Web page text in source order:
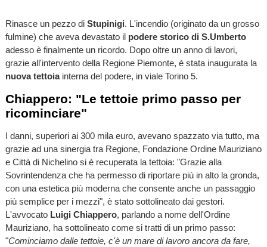
Rinasce un pezzo di Stupinigi. L'incendio (originato da un grosso
fulmine) che aveva devastato il podere storico di S.Umberto
adesso è finalmente un ricordo. Dopo oltre un anno di lavori,
grazie all'intervento della Regione Piemonte, è stata inaugurata la
nuova tettoiainterna del podere, in viale Torino 5.
Chiappero: "Le tettoie primo passo per
ricominciare"
I danni, superiori ai 300 mila euro, avevano spazzato via tutto, ma
grazie ad una sinergia tra Regione, Fondazione Ordine Mauriziano
e Città di Nichelino si è recuperata la tettoia: "Grazie alla
Sovrintendenza che ha permesso di riportare più in alto la gronda,
con una estetica più moderna che consente anche un passaggio
più semplice per i mezzi", è stato sottolineato dai gestori.
L'avvocato Luigi Chiappero, parlando a nome dell'Ordine
Mauriziano, ha sottolineato come si tratti di un primo passo:
"Cominciamo dalle tettoie, c'è un mare di lavoro ancora da fare,